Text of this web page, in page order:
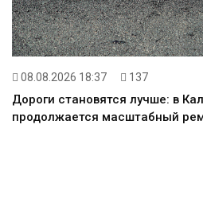
08.08.2026 18:37 137
Дороги становятся лучше: в
продолжается масштабный